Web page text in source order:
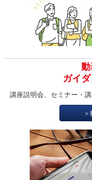
動
ガイ
講座説明会、セミナー・